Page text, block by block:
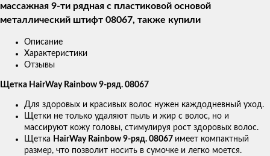
массажная 9-ти рядная с пластиковой основой
металлический штифт 08067, также купили
Описание
Характеристики
Отзывы
Щетка HairWay Rainbow 9-ряд. 08067
Для здоровых и красивых волос нужен каждодневный уход.
Щетки не только удаляют пыль и жир с волос, но и
массируют кожу головы, стимулируя рост здоровых волос.
Щетка HairWay Rainbow 9-ряд. 08067 имеет компактный
размер, что позволит носить в сумочке и легко моется.